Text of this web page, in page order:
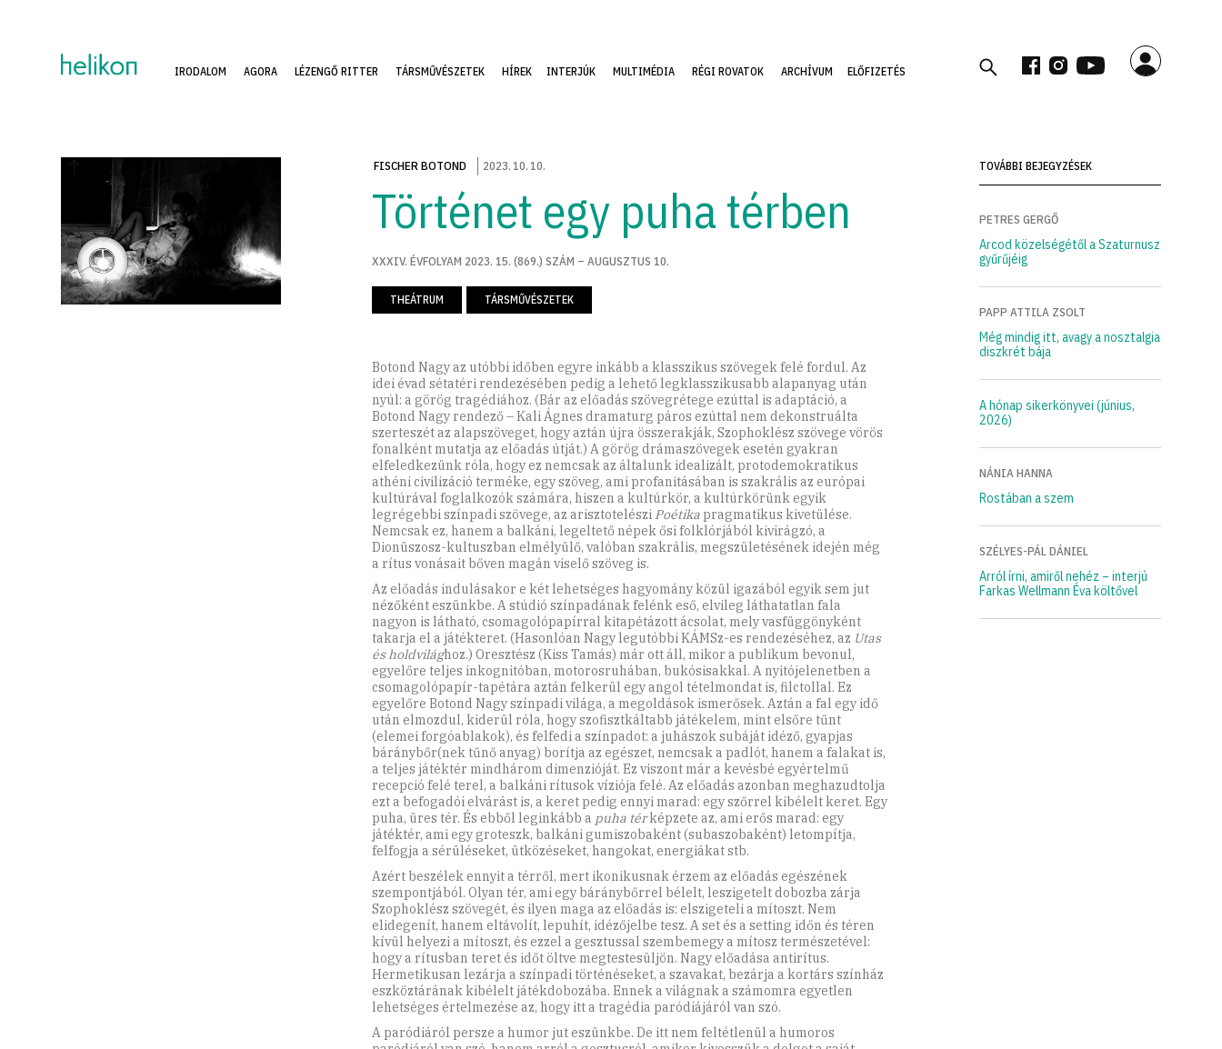
IRODALOM AGORA LÉZENGŐ RITTER TÁRSMŰVÉSZETEK HÍREK INTERJÚK MULTIMÉDIA RÉGI ROVATOK ARCHÍVUM ELŐFIZETÉS
FISCHER BOTOND 2023. 10. 10.
Történet egy puha térben
XXXIV. ÉVFOLYAM 2023. 15. (869.) SZÁM – AUGUSZTUS 10.
THEÁTRUM TÁRSMŰVÉSZETEK
Botond Nagy az utóbbi időben egyre inkább a klasszikus szövegek felé fordul. Az
idei évad sétatéri rendezésében pedig a lehető legklasszikusabb alapanyag után
nyúl: a görög tragédiához. (Bár az előadás szövegrétege ezúttal is adaptáció, a
Botond Nagy rendező – Kali Ágnes dramaturg páros ezúttal nem dekonstruálta
szerteszét az alapszöveget, hogy aztán újra összerakják, Szophoklész szövege vörös
fonalként mutatja az előadás útját.) A görög drámaszövegek esetén gyakran
elfeledkezünk róla, hogy ez nemcsak az általunk idealizált, protodemokratikus
athéni civilizáció terméke, egy szöveg, ami profanitásában is szakrális az európai
kultúrával foglalkozók számára, hiszen a kultúrkör, a kultúrkörünk egyik
legrégebbi színpadi szövege, az arisztotelészi Poétikapragmatikus kivetülése.
Nemcsak ez, hanem a balkáni, legeltető népek ősi folklórjából kivirágzó, a
Dionüszosz-kultuszban elmélyülő, valóban szakrális, megszületésének idején még
a rítus vonásait bőven magán viselő szöveg is.
Az előadás indulásakor e két lehetséges hagyomány közül igazából egyik sem jut
nézőként eszünkbe. A stúdió színpadának felénk eső, elvileg láthatatlan fala
nagyon is látható, csomagolópapírral kitapétázott ácsolat, mely vasfüggönyként
takarja el a játékteret. (Hasonlóan Nagy legutóbbi KÁMSz-es rendezéséhez, az Utas
és holdvilághoz.) Oresztész (Kiss Tamás) már ott áll, mikor a publikum bevonul,
egyelőre teljes inkognitóban, motorosruhában, bukósisakkal. A nyitójelenetben a
csomagolópapír-tapétára aztán felkerül egy angol tételmondat is, filctollal. Ez
egyelőre Botond Nagy színpadi világa, a megoldások ismerősek. Aztán a fal egy idő
után elmozdul, kiderül róla, hogy szofisztkáltabb játékelem, mint elsőre tűnt
(elemei forgóablakok), és felfedi a színpadot: a juhászok subáját idéző, gyapjas
báránybőr(nek tűnő anyag) borítja az egészet, nemcsak a padlót, hanem a falakat is,
a teljes játéktér mindhárom dimenzióját. Ez viszont már a kevésbé egyértelmű
recepció felé terel, a balkáni rítusok víziója felé. Az előadás azonban meghazudtolja
ezt a befogadói elvárást is, a keret pedig ennyi marad: egy szőrrel kibélelt keret. Egy
puha, üres tér. És ebből leginkább a puha térképzete az, ami erős marad: egy
játéktér, ami egy groteszk, balkáni gumiszobaként (subaszobaként) letompítja,
felfogja a sérüléseket, ütközéseket, hangokat, energiákat stb.
Azért beszélek ennyit a térről, mert ikonikusnak érzem az előadás egészének
szempontjából. Olyan tér, ami egy báránybőrrel bélelt, leszigetelt dobozba zárja
Szophoklész szövegét, és ilyen maga az előadás is: elszigeteli a mítoszt. Nem
elidegenít, hanem eltávolít, lepuhít, idézőjelbe tesz. A set és a setting időn és téren
kívül helyezi a mítoszt, és ezzel a gesztussal szembemegy a mítosz természetével:
hogy a rítusban teret és időt öltve megtestesüljön. Nagy előadása antirítus.
Hermetikusan lezárja a színpadi történéseket, a szavakat, bezárja a kortárs színház
eszköztárának kibélelt játékdobozába. Ennek a világnak a számomra egyetlen
lehetséges értelmezése az, hogy itt a tragédia paródiájáról van szó.
A paródiáról persze a humor jut eszünkbe. De itt nem feltétlenül a humoros
TOVÁBBI BEJEGYZÉSEK
PETRES GERGŐ
Arcod közelségétől a Szaturnusz
gyűrűjéig
PAPP ATTILA ZSOLT
Még mindig itt, avagy a nosztalgia
diszkrét bája
A hónap sikerkönyvei (június,
2026)
NÁNIA HANNA
Rostában a szem
SZÉLYES-PÁL DÁNIEL
Arról írni, amiről nehéz – interjú
Farkas Wellmann Éva költővel